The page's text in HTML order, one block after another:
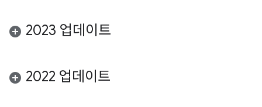
2023 업데이트
2022 업데이트